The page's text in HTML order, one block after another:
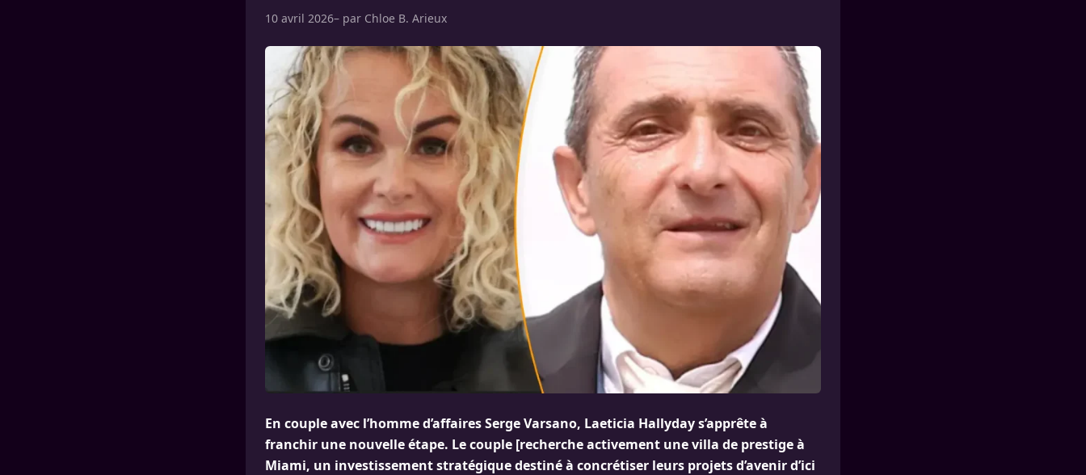
10 avril 2026– par Chloe B. Arieux
En couple avec l’homme d’affaires Serge Varsano, Laeticia Hallyday s’apprête à
franchir une nouvelle étape. Le couple [recherche activement une villa de prestige à
Miami, un investissement stratégique destiné à concrétiser leurs projets d’avenir d’ici